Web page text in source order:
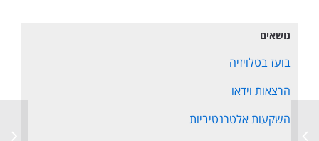
נושאים
בועז בטלויזיה
הרצאות וידאו
השקעות אלטרנטיביות